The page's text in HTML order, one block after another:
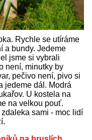
Rychle se utíráme
a bundy. Jedeme
jsme si vybrali
není, minutky by
pečivo není, pivo si
jedeme dál. Modrá
U kostela na
na velkou pouť.
sami - moc lidí